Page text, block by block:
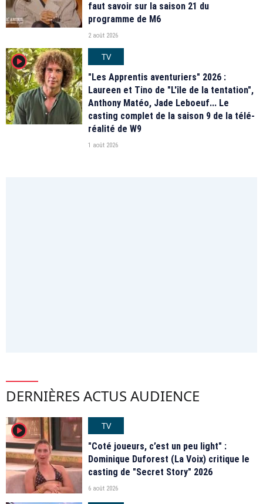
faut savoir sur la saison 21 du
programme de M6
2 août 2026
player2
TV
"Les Apprentis aventuriers" 2026 :
Laureen et Tino de "L'île de la tentation",
Anthony Matéo, Jade Leboeuf... Le
casting complet de la saison 9 de la télé-
réalité de W9
1 août 2026
DERNIÈRES ACTUS AUDIENCE
player2
TV
"Coté joueurs, c’est un peu light" :
Dominique Duforest (La Voix) critique le
casting de "Secret Story" 2026
6 août 2026